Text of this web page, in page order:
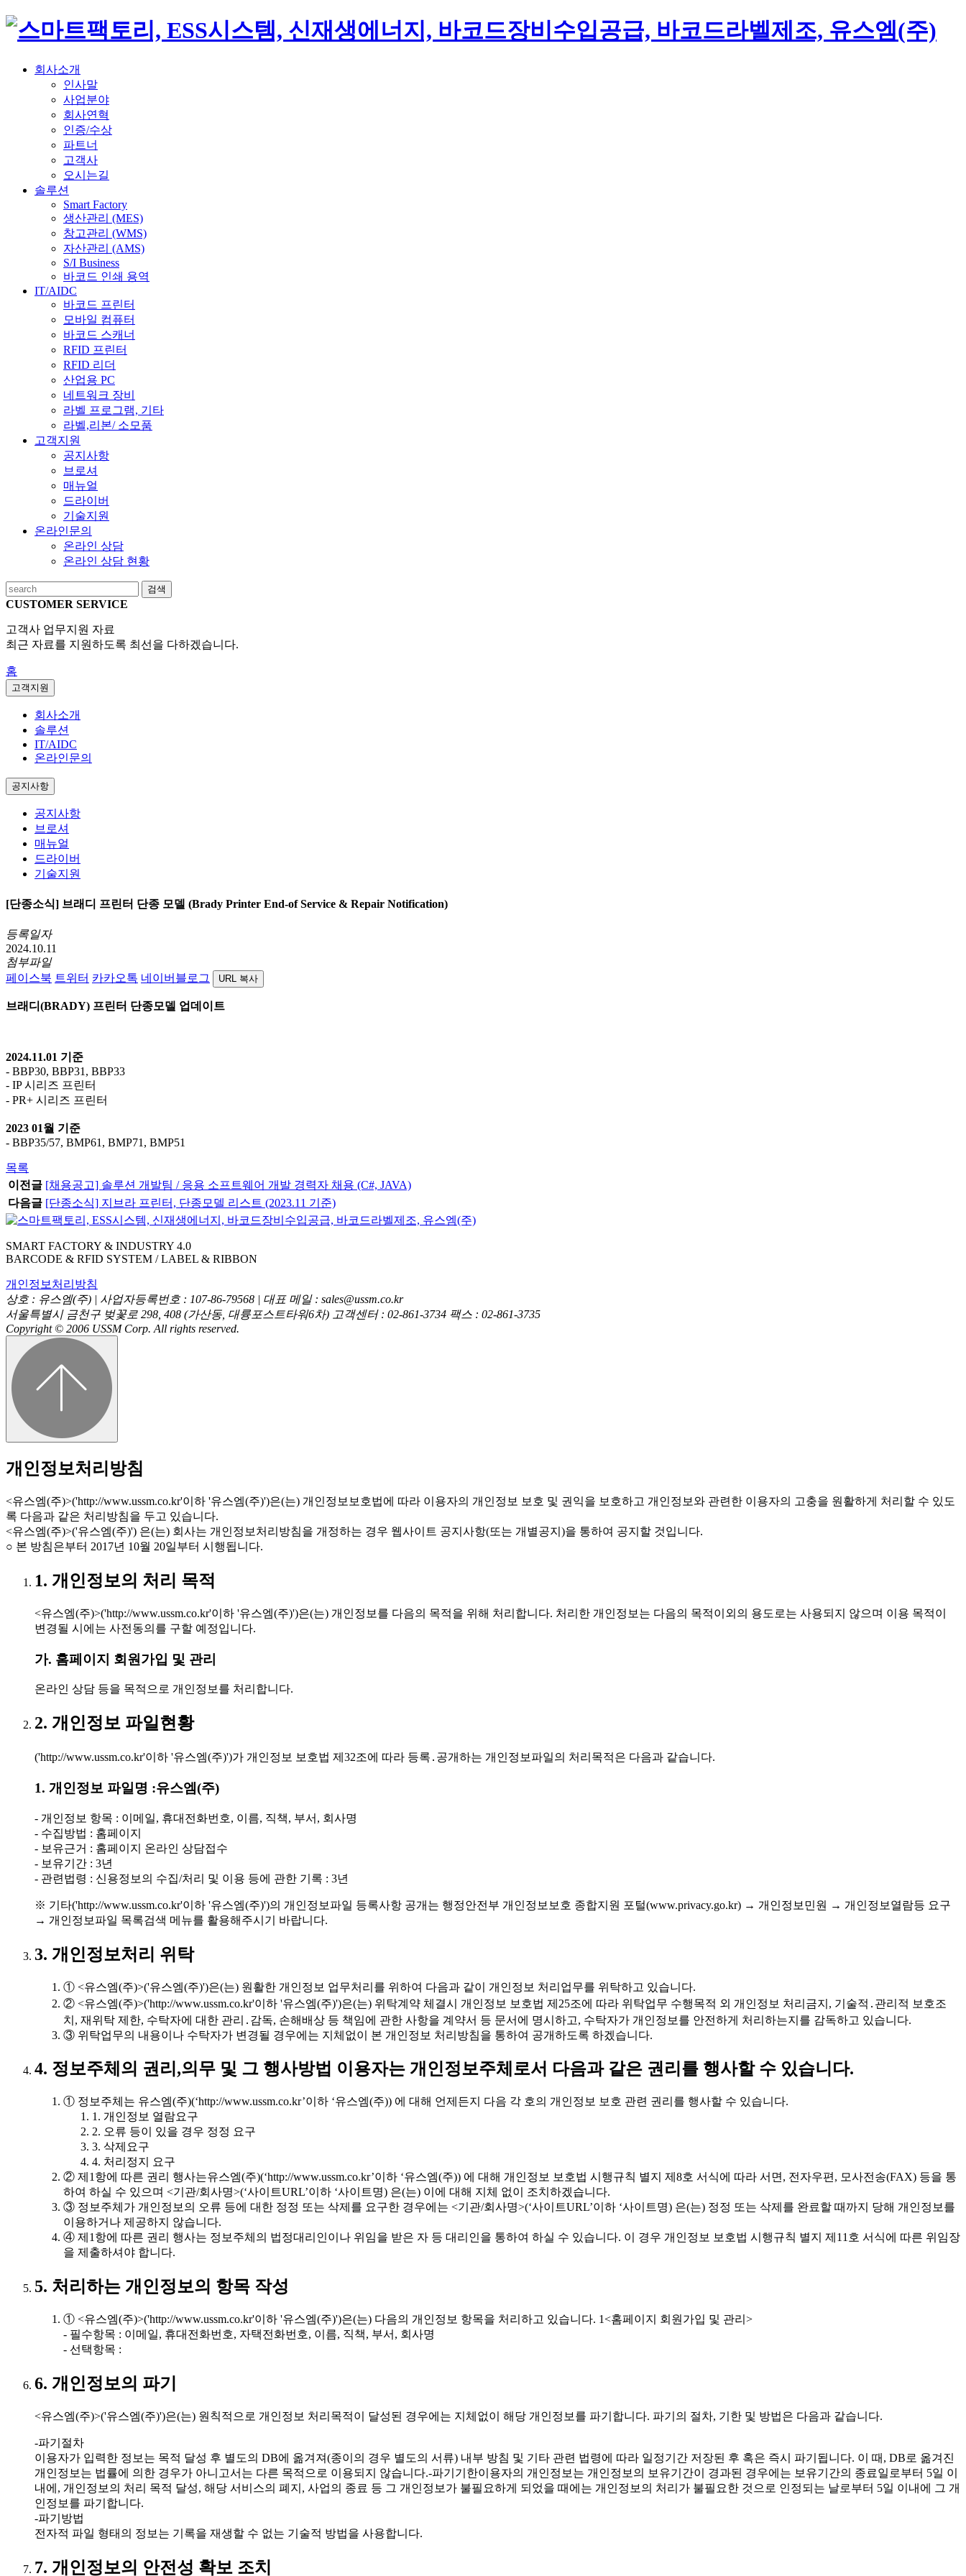
회사소개
인사말
사업분야
회사연혁
인증/수상
파트너
고객사
오시는길
솔루션
Smart Factory
생산관리 (MES)
창고관리 (WMS)
자산관리 (AMS)
S/I Business
바코드 인쇄 용역
IT/AIDC
바코드 프린터
모바일 컴퓨터
바코드 스캐너
RFID 프린터
RFID 리더
산업용 PC
네트워크 장비
라벨 프로그램, 기타
라벨,리본/ 소모품
고객지원
공지사항
브로셔
매뉴얼
드라이버
기술지원
온라인문의
온라인 상담
온라인 상담 현황
검색
CUSTOMER SERVICE
고객사 업무지원 자료
최근 자료를 지원하도록 최선을 다하겠습니다.
홈
고객지원
회사소개
솔루션
IT/AIDC
온라인문의
공지사항
공지사항
브로셔
매뉴얼
드라이버
기술지원
[단종소식] 브래디 프린터 단종 모델 (Brady Printer End-of Service & Repair Notification)
등록일자
2024.10.11
첨부파일
페이스북 트위터 카카오톡 네이버블로그 URL 복사
브래디(BRADY) 프린터 단종모델 업데이트
2024.11.01 기준
- BBP30, BBP31, BBP33
- IP 시리즈 프린터
- PR+ 시리즈 프린터
2023 01월 기준
- BBP35/57, BMP61, BMP71, BMP51
목록
이전글 [채용공고] 솔루션 개발팀 / 응용 소프트웨어 개발 경력자 채용 (C#, JAVA)
다음글 [단종소식] 지브라 프린터, 단종모델 리스트 (2023.11 기준)
SMART FACTORY & INDUSTRY 4.0
BARCODE & RFID SYSTEM / LABEL & RIBBON
개인정보처리방침
상호 : 유스엠(주) | 사업자등록번호 : 107-86-79568 | 대표 메일 : sales@ussm.co.kr
서울특별시 금천구 벚꽃로 298, 408 (가산동, 대륭포스트타워6차) 고객센터 : 02-861-3734 팩스 : 02-861-3735
Copyright © 2006 USSM Corp. All rights reserved.
개인정보처리방침
<유스엠(주)>('http://www.ussm.co.kr'이하 '유스엠(주)')은(는) 개인정보보호법에 따라 이용자의 개인정보 보호 및 권익을 보호하고 개인정보와 관련한 이용자의 고충을 원활하게 처리할 수 있도
록 다음과 같은 처리방침을 두고 있습니다.
<유스엠(주)>('유스엠(주)') 은(는) 회사는 개인정보처리방침을 개정하는 경우 웹사이트 공지사항(또는 개별공지)을 통하여 공지할 것입니다.
○ 본 방침은부터 2017년 10월 20일부터 시행됩니다.
1. 개인정보의 처리 목적
<유스엠(주)>('http://www.ussm.co.kr'이하 '유스엠(주)')은(는) 개인정보를 다음의 목적을 위해 처리합니다. 처리한 개인정보는 다음의 목적이외의 용도로는 사용되지 않으며 이용 목적이
변경될 시에는 사전동의를 구할 예정입니다.
가. 홈페이지 회원가입 및 관리
온라인 상담 등을 목적으로 개인정보를 처리합니다.
2. 개인정보 파일현황
('http://www.ussm.co.kr'이하 '유스엠(주)')가 개인정보 보호법 제32조에 따라 등록․공개하는 개인정보파일의 처리목적은 다음과 같습니다.
1. 개인정보 파일명 :유스엠(주)
- 개인정보 항목 : 이메일, 휴대전화번호, 이름, 직책, 부서, 회사명
- 수집방법 : 홈페이지
- 보유근거 : 홈페이지 온라인 상담접수
- 보유기간 : 3년
- 관련법령 : 신용정보의 수집/처리 및 이용 등에 관한 기록 : 3년
※ 기타('http://www.ussm.co.kr'이하 '유스엠(주)')의 개인정보파일 등록사항 공개는 행정안전부 개인정보보호 종합지원 포털(www.privacy.go.kr) → 개인정보민원 → 개인정보열람등 요구
→ 개인정보파일 목록검색 메뉴를 활용해주시기 바랍니다.
3. 개인정보처리 위탁
① <유스엠(주)>('유스엠(주)')은(는) 원활한 개인정보 업무처리를 위하여 다음과 같이 개인정보 처리업무를 위탁하고 있습니다.
② <유스엠(주)>('http://www.ussm.co.kr'이하 '유스엠(주)')은(는) 위탁계약 체결시 개인정보 보호법 제25조에 따라 위탁업무 수행목적 외 개인정보 처리금지, 기술적․관리적 보호조
치, 재위탁 제한, 수탁자에 대한 관리․감독, 손해배상 등 책임에 관한 사항을 계약서 등 문서에 명시하고, 수탁자가 개인정보를 안전하게 처리하는지를 감독하고 있습니다.
③ 위탁업무의 내용이나 수탁자가 변경될 경우에는 지체없이 본 개인정보 처리방침을 통하여 공개하도록 하겠습니다.
4. 정보주체의 권리,의무 및 그 행사방법 이용자는 개인정보주체로서 다음과 같은 권리를 행사할 수 있습니다.
① 정보주체는 유스엠(주)(‘http://www.ussm.co.kr’이하 ‘유스엠(주)) 에 대해 언제든지 다음 각 호의 개인정보 보호 관련 권리를 행사할 수 있습니다.
1. 개인정보 열람요구
2. 오류 등이 있을 경우 정정 요구
3. 삭제요구
4. 처리정지 요구
② 제1항에 따른 권리 행사는유스엠(주)(‘http://www.ussm.co.kr’이하 ‘유스엠(주)) 에 대해 개인정보 보호법 시행규칙 별지 제8호 서식에 따라 서면, 전자우편, 모사전송(FAX) 등을 통
하여 하실 수 있으며 <기관/회사명>(‘사이트URL’이하 ‘사이트명) 은(는) 이에 대해 지체 없이 조치하겠습니다.
③ 정보주체가 개인정보의 오류 등에 대한 정정 또는 삭제를 요구한 경우에는 <기관/회사명>(‘사이트URL’이하 ‘사이트명) 은(는) 정정 또는 삭제를 완료할 때까지 당해 개인정보를
이용하거나 제공하지 않습니다.
④ 제1항에 따른 권리 행사는 정보주체의 법정대리인이나 위임을 받은 자 등 대리인을 통하여 하실 수 있습니다. 이 경우 개인정보 보호법 시행규칙 별지 제11호 서식에 따른 위임장
을 제출하셔야 합니다.
5. 처리하는 개인정보의 항목 작성
① <유스엠(주)>('http://www.ussm.co.kr'이하 '유스엠(주)')은(는) 다음의 개인정보 항목을 처리하고 있습니다. 1<홈페이지 회원가입 및 관리>
- 필수항목 : 이메일, 휴대전화번호, 자택전화번호, 이름, 직책, 부서, 회사명
- 선택항목 :
6. 개인정보의 파기
<유스엠(주)>('유스엠(주)')은(는) 원칙적으로 개인정보 처리목적이 달성된 경우에는 지체없이 해당 개인정보를 파기합니다. 파기의 절차, 기한 및 방법은 다음과 같습니다.
-파기절차
이용자가 입력한 정보는 목적 달성 후 별도의 DB에 옮겨져(종이의 경우 별도의 서류) 내부 방침 및 기타 관련 법령에 따라 일정기간 저장된 후 혹은 즉시 파기됩니다. 이 때, DB로 옮겨진
개인정보는 법률에 의한 경우가 아니고서는 다른 목적으로 이용되지 않습니다.-파기기한이용자의 개인정보는 개인정보의 보유기간이 경과된 경우에는 보유기간의 종료일로부터 5일 이
내에, 개인정보의 처리 목적 달성, 해당 서비스의 폐지, 사업의 종료 등 그 개인정보가 불필요하게 되었을 때에는 개인정보의 처리가 불필요한 것으로 인정되는 날로부터 5일 이내에 그 개
인정보를 파기합니다.
-파기방법
전자적 파일 형태의 정보는 기록을 재생할 수 없는 기술적 방법을 사용합니다.
7. 개인정보의 안전성 확보 조치